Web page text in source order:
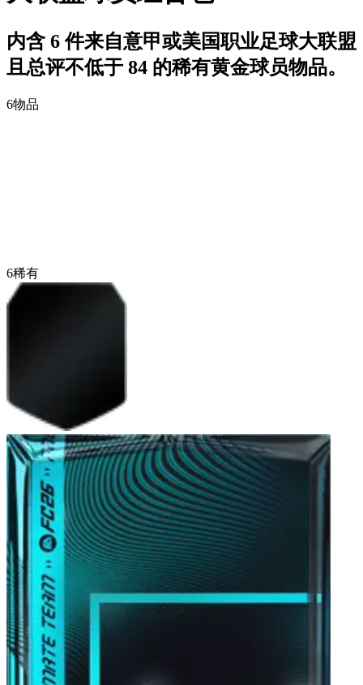
内含 6 件来自意甲或美国职业足球大联盟
且总评不低于 84 的稀有黄金球员物品。
6物品
6稀有